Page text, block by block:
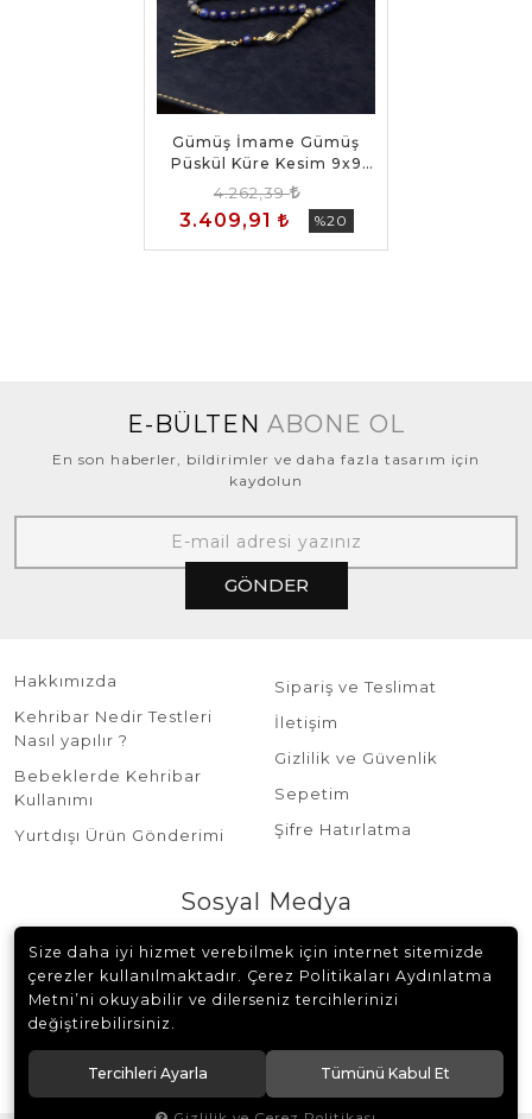
Gümüş İmame Gümüş
Püskül Küre Kesim 9x9
mm Doğal Lapis Taşı
Tesbih
4.262,39
3.409,91 %20
E-BÜLTEN ABONE OL
En son haberler, bildirimler ve daha fazla tasarım için
kaydolun
GÖNDER
Hakkımızda
Kehribar Nedir Testleri
Nasıl yapılır ?
Bebeklerde Kehribar
Kullanımı
Yurtdışı Ürün Gönderimi
Sipariş ve Teslimat
İletişim
Gizlilik ve Güvenlik
Sepetim
Şifre Hatırlatma
Sosyal Medya
© 2018 Burhan Sağlam Tesbih Tüm hakları saklıdır.
Size daha iyi hizmet verebilmek için internet sitemizde
çerezler kullanılmaktadır. Çerez Politikaları Aydınlatma
Metni’ni okuyabilir ve dilerseniz tercihlerinizi
değiştirebilirsiniz.
Tercihleri Ayarla Tümünü Kabul Et